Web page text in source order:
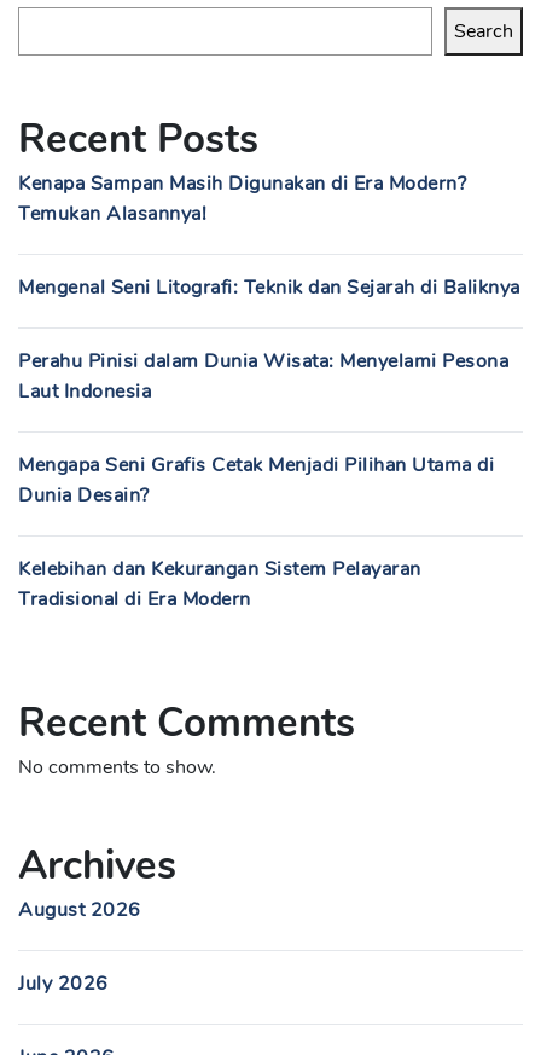
Search
Recent Posts
Kenapa Sampan Masih Digunakan di Era Modern?
Temukan Alasannya!
Mengenal Seni Litografi: Teknik dan Sejarah di Baliknya
Perahu Pinisi dalam Dunia Wisata: Menyelami Pesona
Laut Indonesia
Mengapa Seni Grafis Cetak Menjadi Pilihan Utama di
Dunia Desain?
Kelebihan dan Kekurangan Sistem Pelayaran
Tradisional di Era Modern
Recent Comments
No comments to show.
Archives
August 2026
July 2026